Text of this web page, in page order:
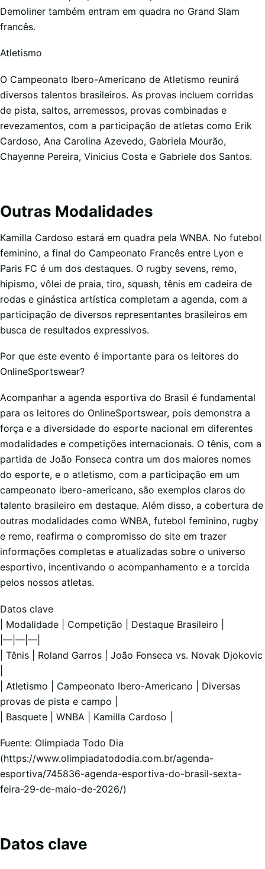
Demoliner também entram em quadra no Grand Slam
francês.
Atletismo
O Campeonato Ibero-Americano de Atletismo reunirá
diversos talentos brasileiros. As provas incluem corridas
de pista, saltos, arremessos, provas combinadas e
revezamentos, com a participação de atletas como Erik
Cardoso, Ana Carolina Azevedo, Gabriela Mourão,
Chayenne Pereira, Vinicius Costa e Gabriele dos Santos.
Outras Modalidades
Kamilla Cardoso estará em quadra pela WNBA. No futebol
feminino, a final do Campeonato Francês entre Lyon e
Paris FC é um dos destaques. O rugby sevens, remo,
hipismo, vôlei de praia, tiro, squash, tênis em cadeira de
rodas e ginástica artística completam a agenda, com a
participação de diversos representantes brasileiros em
busca de resultados expressivos.
Por que este evento é importante para os leitores do
OnlineSportswear?
Acompanhar a agenda esportiva do Brasil é fundamental
para os leitores do OnlineSportswear, pois demonstra a
força e a diversidade do esporte nacional em diferentes
modalidades e competições internacionais. O tênis, com a
partida de João Fonseca contra um dos maiores nomes
do esporte, e o atletismo, com a participação em um
campeonato ibero-americano, são exemplos claros do
talento brasileiro em destaque. Além disso, a cobertura de
outras modalidades como WNBA, futebol feminino, rugby
e remo, reafirma o compromisso do site em trazer
informações completas e atualizadas sobre o universo
esportivo, incentivando o acompanhamento e a torcida
pelos nossos atletas.
Datos clave
| Modalidade | Competição | Destaque Brasileiro |
|—|—|—|
| Tênis | Roland Garros | João Fonseca vs. Novak Djokovic
| Atletismo | Campeonato Ibero-Americano | Diversas
provas de pista e campo |
| Basquete | WNBA | Kamilla Cardoso |
Fuente: Olimpiada Todo Dia
(https://www.olimpiadatododia.com.br/agenda-
esportiva/745836-agenda-esportiva-do-brasil-sexta-
feira-29-de-maio-de-2026/)
Datos clave